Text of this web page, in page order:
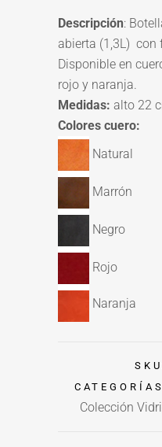
Descripción:
abierta (1,3L) con
Disponible en
rojo y naranja.
Medidas: alto 22
Colores cuero:
Natural
Marrón
Negro
Rojo
Naranja
Colección